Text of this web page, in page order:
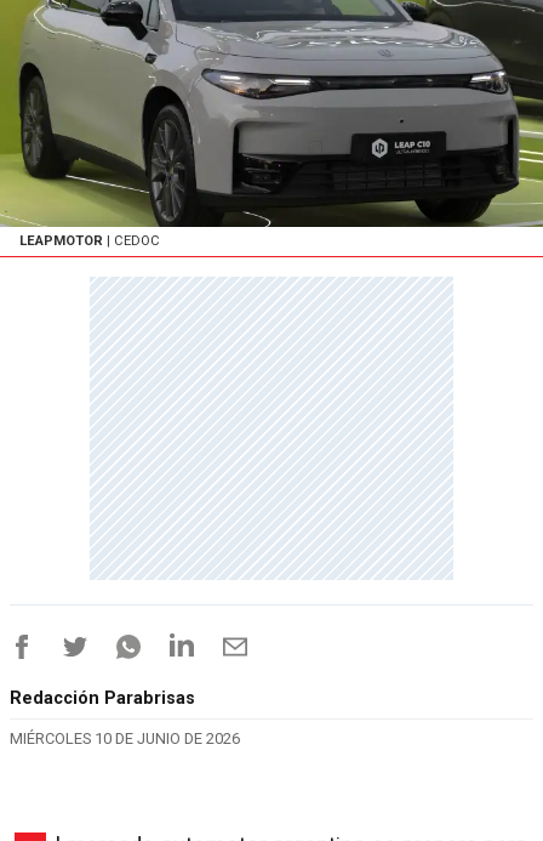
LEAPMOTOR | CEDOC
Redacción Parabrisas
MIÉRCOLES 10 DE JUNIO DE 2026